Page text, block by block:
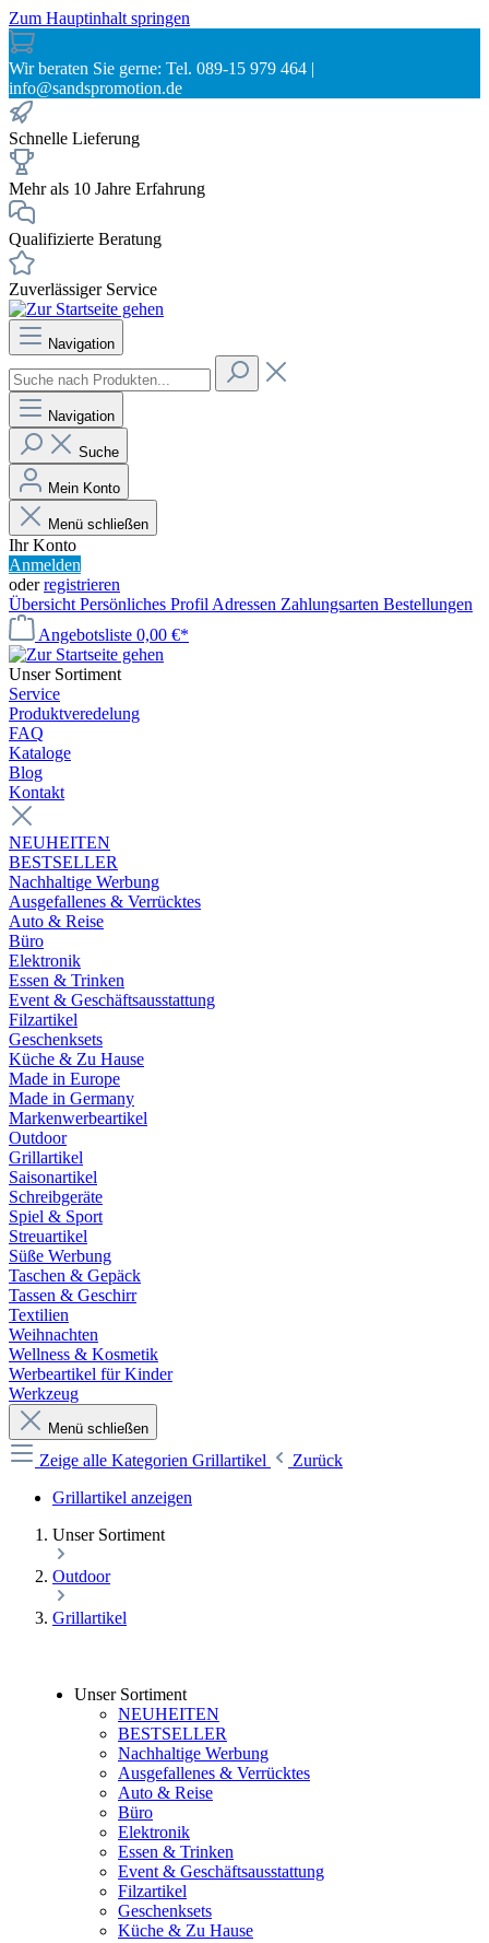
Zum Hauptinhalt springen
Wir beraten Sie gerne: Tel. 089-15 979 464 |
info@sandspromotion.de
Schnelle Lieferung
Mehr als 10 Jahre Erfahrung
Qualifizierte Beratung
Zuverlässiger Service
Navigation
Navigation
Suche
Mein Konto
Menü schließen
Ihr Konto
Anmelden
oderregistrieren
Übersicht Persönliches Profil Adressen Zahlungsarten Bestellungen
Angebotsliste 0,00 €*
Unser Sortiment
Service
Produktveredelung
FAQ
Kataloge
Blog
Kontakt
NEUHEITEN
BESTSELLER
Nachhaltige Werbung
Ausgefallenes & Verrücktes
Auto & Reise
Büro
Elektronik
Essen & Trinken
Event & Geschäftsausstattung
Filzartikel
Geschenksets
Küche & Zu Hause
Made in Europe
Made in Germany
Markenwerbeartikel
Outdoor
Grillartikel
Saisonartikel
Schreibgeräte
Spiel & Sport
Streuartikel
Süße Werbung
Taschen & Gepäck
Tassen & Geschirr
Textilien
Weihnachten
Wellness & Kosmetik
Werbeartikel für Kinder
Werkzeug
Menü schließen
Zeige alle Kategorien Grillartikel
Zurück
Grillartikel anzeigen
Unser Sortiment
Outdoor
Grillartikel
Unser Sortiment
NEUHEITEN
BESTSELLER
Nachhaltige Werbung
Ausgefallenes & Verrücktes
Auto & Reise
Büro
Elektronik
Essen & Trinken
Event & Geschäftsausstattung
Filzartikel
Geschenksets
Küche & Zu Hause